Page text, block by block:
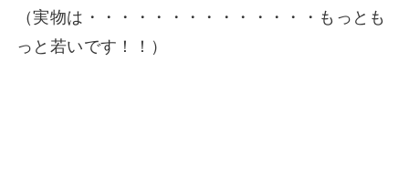
（実物は・・・・・・・・・・・・・・もっとも
っと若いです！！）